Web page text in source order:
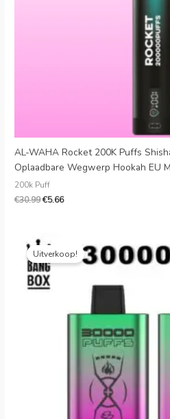
AL-WAHA Rocket 200K Puffs
Oplaadbare Wegwerp Hookah EU
200k Puff
€30.99€5.66
Uitverkoop!
prijs
was:
€25.99.
prijs
is: